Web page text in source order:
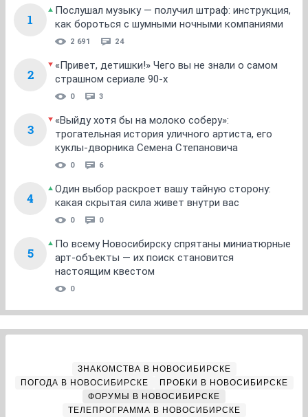
1
Послушал музыку — получил штраф: инструкция,
как бороться с шумными ночными компаниями
2 691 24
2
«Привет, детишки!» Чего вы не знали о самом
страшном сериале 90-х
0 3
3
«Выйду хотя бы на молоко соберу»:
трогательная история уличного артиста, его
куклы-дворника Семена Степановича
0 6
4
Один выбор раскроет вашу тайную сторону:
какая скрытая сила живет внутри вас
0 0
5
По всему Новосибирску спрятаны миниатюрные
арт-объекты — их поиск становится
настоящим квестом
0
ЗНАКОМСТВА В НОВОСИБИРСКЕ
ПОГОДА В НОВОСИБИРСКЕ
ПРОБКИ В НОВОСИБИРСКЕ
ФОРУМЫ В НОВОСИБИРСКЕ
ТЕЛЕПРОГРАММА В НОВОСИБИРСКЕ